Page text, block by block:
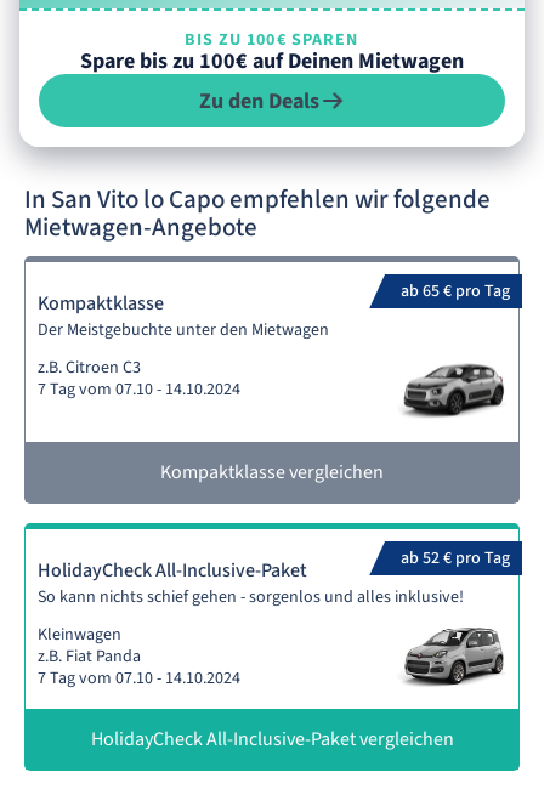
BIS ZU 100€ SPAREN
Spare bis zu 100€ auf Deinen Mietwagen
Zu den Deals
In San Vito lo Capo empfehlen wir folgende
Mietwagen-Angebote
ab 65 € pro Tag
Kompaktklasse
Der Meistgebuchte unter den Mietwagen
z.B. Citroen C3
7 Tag vom 07.10 - 14.10.2024
Kompaktklasse vergleichen
ab 52 € pro Tag
HolidayCheck All-Inclusive-Paket
So kann nichts schief gehen - sorgenlos und alles inklusive!
Kleinwagen
z.B. Fiat Panda
7 Tag vom 07.10 - 14.10.2024
HolidayCheck All-Inclusive-Paket vergleichen